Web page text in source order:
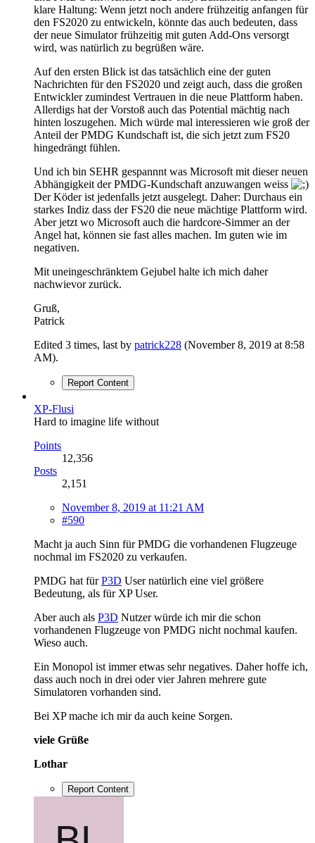
klare Haltung: Wenn jetzt noch andere frühzeitig anfangen für
den FS2020 zu entwickeln, könnte das auch bedeuten, dass
der neue Simulator frühzeitig mit guten Add-Ons versorgt
wird, was natürlich zu begrüßen wäre.
Auf den ersten Blick ist das tatsächlich eine der guten
Nachrichten für den FS2020 und zeigt auch, dass die großen
Entwickler zumindest Vertrauen in die neue Plattform haben.
Allerdigs hat der Vorstoß auch das Potential mächtig nach
hinten loszugehen. Mich würde mal interessieren wie groß der
Anteil der PMDG Kundschaft ist, die sich jetzt zum FS20
hingedrängt fühlen.
Und ich bin SEHR gespannnt was Microsoft mit dieser neuen
Abhängigkeit der PMDG-Kundschaft anzuwangen weiss
Der Köder ist jedenfalls jetzt ausgelegt. Daher: Durchaus ein
starkes Indiz dass der FS20 die neue mächtige Plattform wird.
Aber jetzt wo Microsoft auch die hardcore-Simmer an der
Angel hat, können sie fast alles machen. Im guten wie im
negativen.
Mit uneingeschränktem Gejubel halte ich mich daher
nachwievor zurück.
Gruß,
Patrick
Edited 3 times, last by patrick228 (November 8, 2019 at 8:58
AM).
Report Content
XP-Flusi
Hard to imagine life without
Points
12,356
Posts
2,151
November 8, 2019 at 11:21 AM
#590
Macht ja auch Sinn für PMDG die vorhandenen Flugzeuge
nochmal im FS2020 zu verkaufen.
PMDG hat fürP3D User natürlich eine viel größere
Bedeutung, als für XP User.
Aber auch als P3D Nutzer würde ich mir die schon
vorhandenen Flugzeuge von PMDG nicht nochmal kaufen.
Wieso auch.
Ein Monopol ist immer etwas sehr negatives. Daher hoffe ich,
dass auch noch in drei oder vier Jahren mehrere gute
Simulatoren vorhanden sind.
Bei XP mache ich mir da auch keine Sorgen.
viele Grüße
Lothar
Report Content